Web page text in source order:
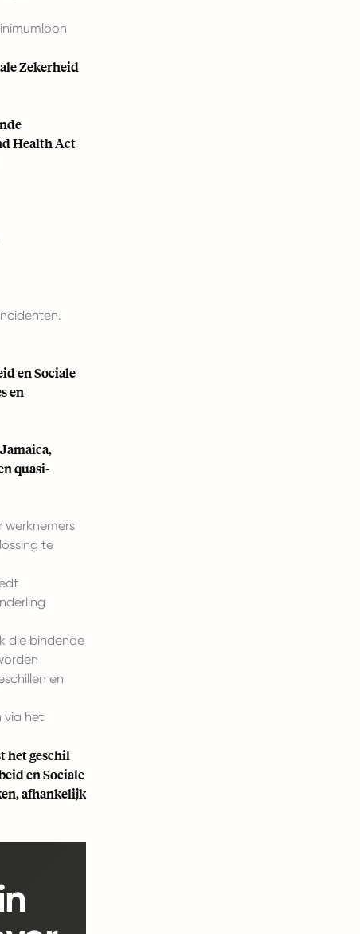
Zekerheid
Health Act
en Sociale
en
quasi-
werknemers
te
die bindende
en
via het
het geschil
en Sociale
afhankelijk